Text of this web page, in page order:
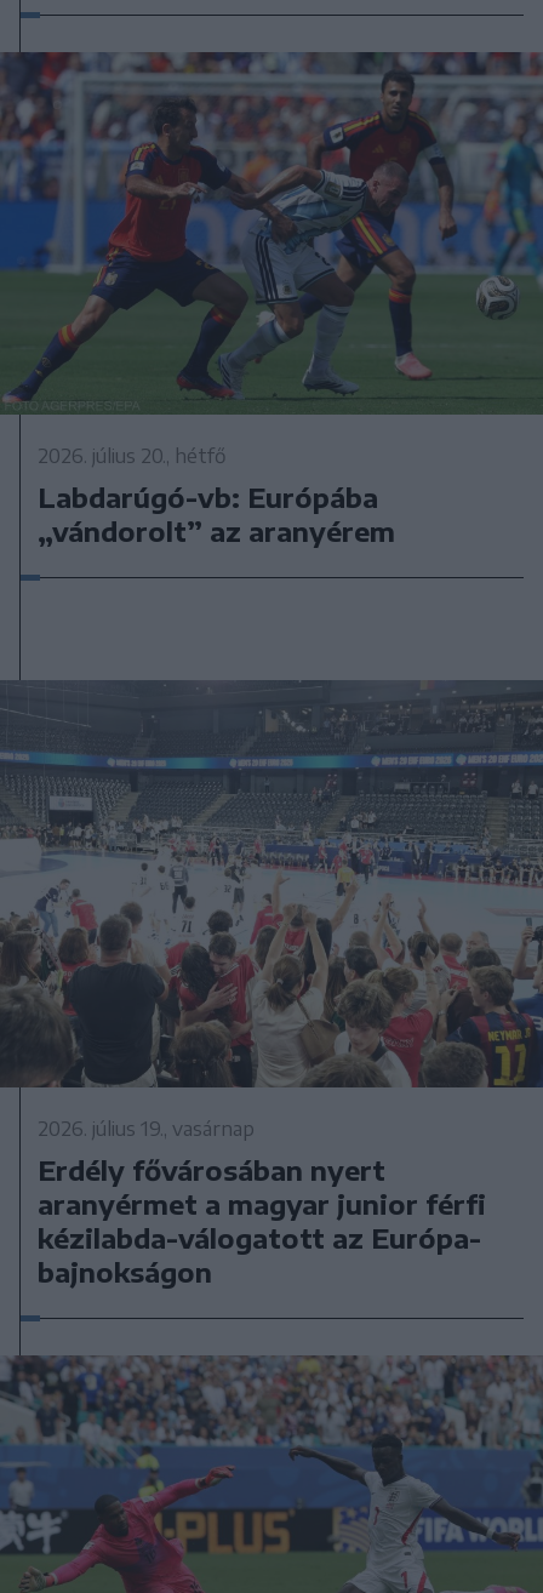
2026. július 20., hétfő
Labdarúgó-vb: Európába
„vándorolt” az aranyérem
2026. július 19., vasárnap
Erdély fővárosában nyert
aranyérmet a magyar junior férfi
kézilabda-válogatott az Európa-
bajnokságon